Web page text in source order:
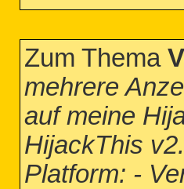
Zum Thema
mehrere
auf meine
HijackThis
Platform: -